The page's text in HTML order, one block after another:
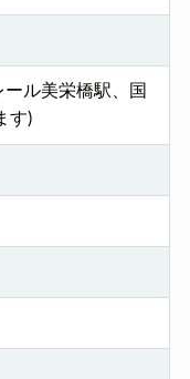
ル美栄橋駅、国
す)